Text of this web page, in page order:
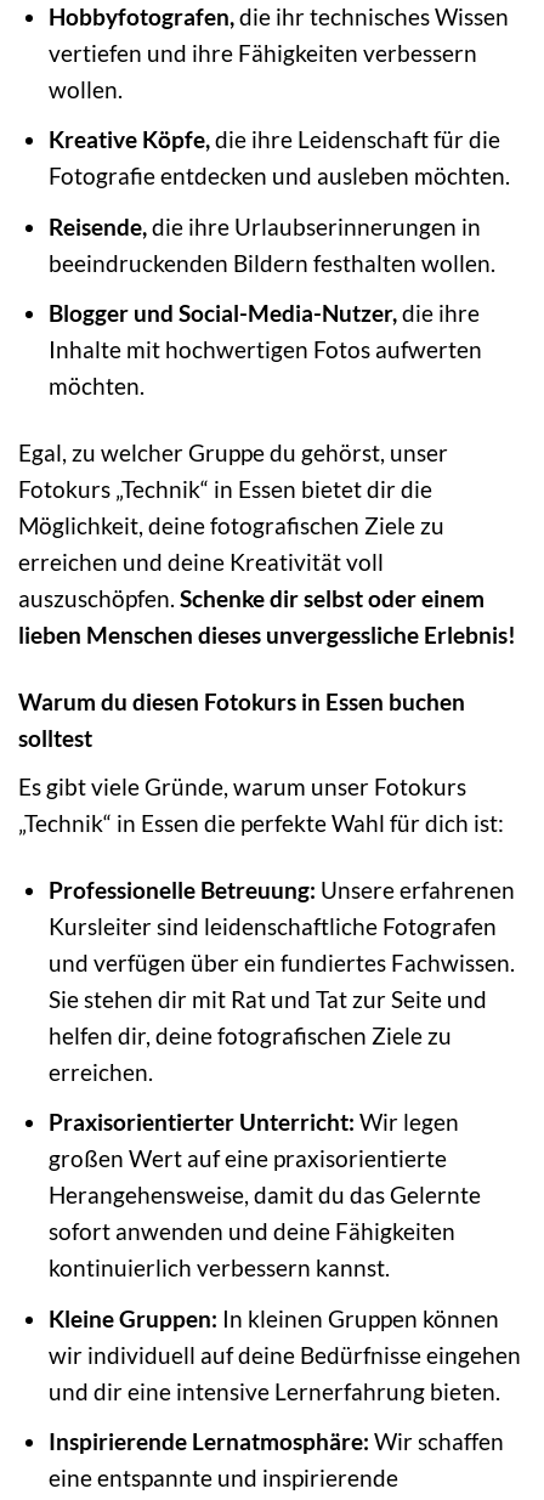
Hobbyfotografen,die ihr technisches Wissen
vertiefen und ihre Fähigkeiten verbessern
wollen.
Kreative Köpfe,die ihre Leidenschaft für die
Fotografie entdecken und ausleben möchten.
Reisende,die ihre Urlaubserinnerungen in
beeindruckenden Bildern festhalten wollen.
Blogger und Social-Media-Nutzer,die ihre
Inhalte mit hochwertigen Fotos aufwerten
möchten.
Egal, zu welcher Gruppe du gehörst, unser
Fotokurs „Technik“ in Essen bietet dir die
Möglichkeit, deine fotografischen Ziele zu
erreichen und deine Kreativität voll
auszuschöpfen. Schenke dir selbst oder einem
lieben Menschen dieses unvergessliche Erlebnis!
Warum du diesen Fotokurs in Essen buchen
solltest
Es gibt viele Gründe, warum unser Fotokurs
„Technik“ in Essen die perfekte Wahl für dich ist:
Professionelle Betreuung: Unsere erfahrenen
Kursleiter sind leidenschaftliche Fotografen
und verfügen über ein fundiertes Fachwissen.
Sie stehen dir mit Rat und Tat zur Seite und
helfen dir, deine fotografischen Ziele zu
erreichen.
Praxisorientierter Unterricht: Wir legen
großen Wert auf eine praxisorientierte
Herangehensweise, damit du das Gelernte
sofort anwenden und deine Fähigkeiten
kontinuierlich verbessern kannst.
Kleine Gruppen: In kleinen Gruppen können
wir individuell auf deine Bedürfnisse eingehen
und dir eine intensive Lernerfahrung bieten.
Inspirierende Lernatmosphäre: Wir schaffen
eine entspannte und inspirierende